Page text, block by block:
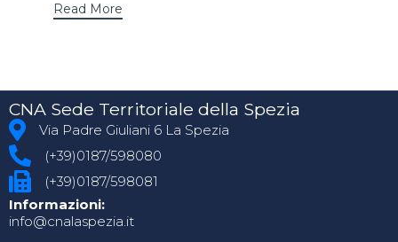
Read More
CNA Sede Territoriale della Spezia
Via Padre Giuliani 6 La Spezia
(+39)0187/598080
(+39)0187/598081
Informazioni:
info@cnalaspezia.it